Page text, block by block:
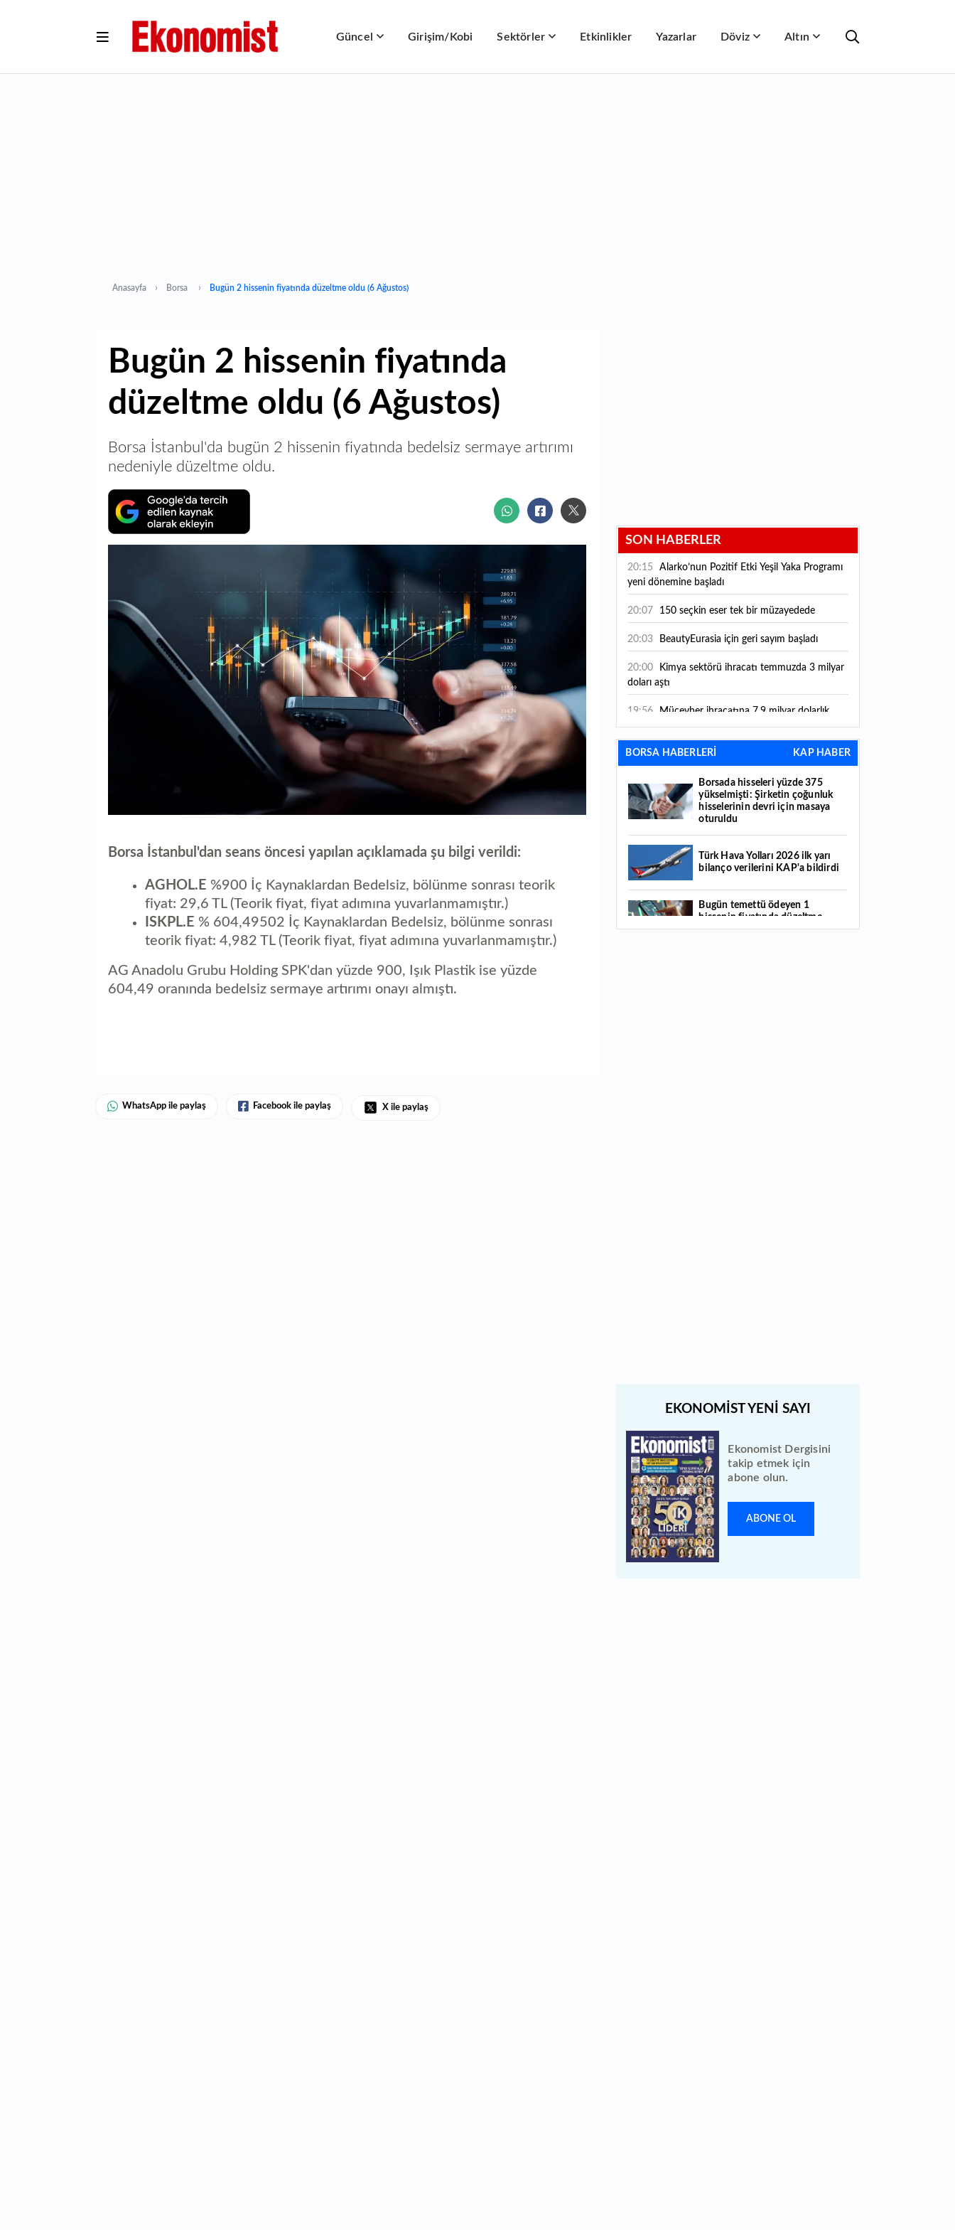
Güncel Girişim/Kobi Sektörler Etkinlikler Yazarlar Döviz Altın
Anasayfa Borsa Bugün 2 hissenin fiyatında düzeltme oldu (6 Ağustos)
Bugün 2 hissenin fiyatında
düzeltme oldu (6 Ağustos)
Borsa İstanbul'da bugün 2 hissenin fiyatında bedelsiz sermaye artırımı
nedeniyle düzeltme oldu.
Borsa İstanbul'dan seans öncesi yapılan açıklamada şu bilgi verildi:
AGHOL.E %900 İç Kaynaklardan Bedelsiz, bölünme sonrası teorik
fiyat: 29,6 TL (Teorik fiyat, fiyat adımına yuvarlanmamıştır.)
ISKPL.E % 604,49502 İç Kaynaklardan Bedelsiz, bölünme sonrası
teorik fiyat: 4,982 TL (Teorik fiyat, fiyat adımına yuvarlanmamıştır.)
AG Anadolu Grubu Holding SPK'dan yüzde 900, Işık Plastik ise yüzde
604,49 oranında bedelsiz sermaye artırımı onayı almıştı.
WhatsApp ile paylaş Facebook ile paylaş X ile paylaş
SON HABERLER
20:15
Alarko’nun Pozitif Etki Yeşil Yaka Programı
yeni dönemine başladı
20:07 150 seçkin eser tek bir müzayedede
20:03 BeautyEurasia için geri sayım başladı
20:00
doları aştı
19:56
katkı
18:21 Güç elektroniğinde küresel oyun kurucu
17:38 ABD'den 125 milyar dolarlık tahvil ihracı:
İhale takvimi açıklandı
Binlerce turist ilçeye geldi
nedeni...
16:22 Fatih'te tarihin izleri korunuyor: Osmanlı
BORSA HABERLERİ KAP HABER
Borsada hisseleri yüzde 375
yükselmişti: Şirketin çoğunluk
hisselerinin devri için masaya
oturuldu
Türk Hava Yolları 2026 ilk yarı
bilanço verilerini KAP'a bildirdi
Bugün temettü ödeyen 1
hissenin fiyatında düzeltme
yapıldı
Ekonomist Dergisini
takip etmek için
abone olun.
ABONE OL